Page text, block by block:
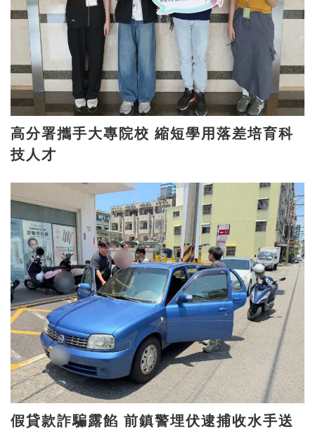
高分署攜手大專院校 縮短學用落差培育科
技人才
假貸款詐騙露餡 前鎮警埋伏逮捕收水手送